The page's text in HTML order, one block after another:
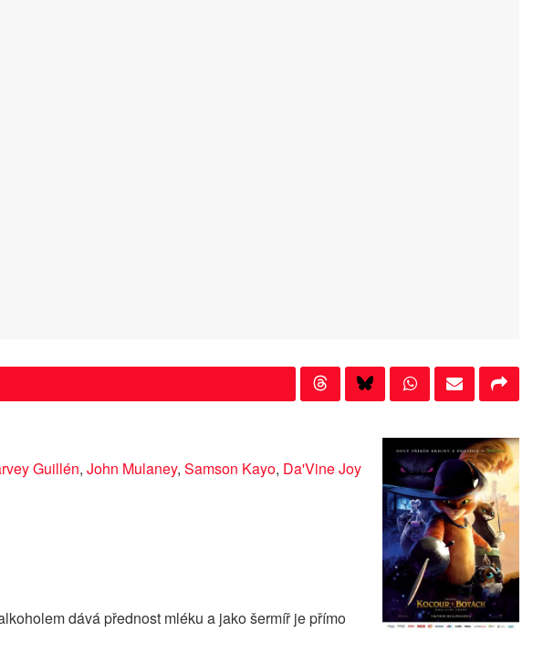
Guillén, John Mulaney, Samson Kayo, Da'Vine Joy
dává přednost mléku a jako šermíř je přímo